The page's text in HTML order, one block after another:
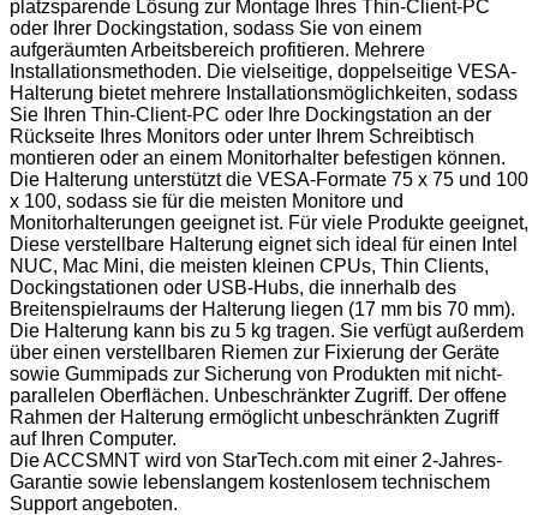
platzsparende Lösung zur Montage Ihres Thin-Client-PC
oder Ihrer Dockingstation, sodass Sie von einem
aufgeräumten Arbeitsbereich profitieren. Mehrere
Installationsmethoden. Die vielseitige, doppelseitige VESA-
Halterung bietet mehrere Installationsmöglichkeiten, sodass
Sie Ihren Thin-Client-PC oder Ihre Dockingstation an der
Rückseite Ihres Monitors oder unter Ihrem Schreibtisch
montieren oder an einem Monitorhalter befestigen können.
Die Halterung unterstützt die VESA-Formate 75 x 75 und 100
x 100, sodass sie für die meisten Monitore und
Monitorhalterungen geeignet ist. Für viele Produkte geeignet,
Diese verstellbare Halterung eignet sich ideal für einen Intel
NUC, Mac Mini, die meisten kleinen CPUs, Thin Clients,
Dockingstationen oder USB-Hubs, die innerhalb des
Breitenspielraums der Halterung liegen (17 mm bis 70 mm).
Die Halterung kann bis zu 5 kg tragen. Sie verfügt außerdem
über einen verstellbaren Riemen zur Fixierung der Geräte
sowie Gummipads zur Sicherung von Produkten mit nicht-
parallelen Oberflächen. Unbeschränkter Zugriff. Der offene
Rahmen der Halterung ermöglicht unbeschränkten Zugriff
auf Ihren Computer.
Die ACCSMNT wird von StarTech.com mit einer 2-Jahres-
Garantie sowie lebenslangem kostenlosem technischem
Support angeboten.